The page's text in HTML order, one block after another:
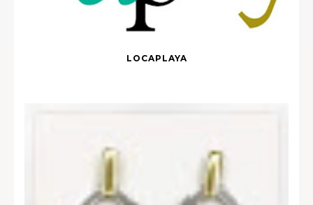
LOCAPLAYA